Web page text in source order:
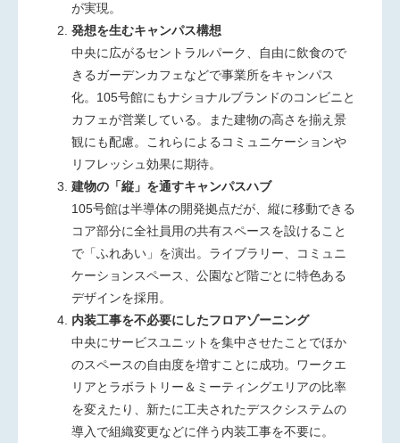
が実現。
発想を生むキャンパス構想
中央に広がるセントラルパーク、自由に飲食ので
きるガーデンカフェなどで事業所をキャンパス
化。105号館にもナショナルブランドのコンビニと
カフェが営業している。また建物の高さを揃え景
観にも配慮。これらによるコミュニケーションや
リフレッシュ効果に期待。
建物の「縦」を通すキャンパスハブ
105号館は半導体の開発拠点だが、縦に移動できる
コア部分に全社員用の共有スペースを設けること
で「ふれあい」を演出。ライブラリー、コミュニ
ケーションスペース、公園など階ごとに特色ある
デザインを採用。
内装工事を不必要にしたフロアゾーニング
中央にサービスユニットを集中させたことでほか
のスペースの自由度を増すことに成功。ワークエ
リアとラボラトリー＆ミーティングエリアの比率
を変えたり、新たに工夫されたデスクシステムの
導入で組織変更などに伴う内装工事を不要に。